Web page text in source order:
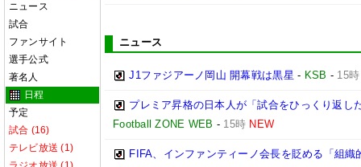
ニュース
試合
ファンサイト
選手公式
著名人
日程
予定
試合 (16)
テレビ放送 (1)
ニュース
J1ファジアーノ岡山 開幕戦は黒星 - KSB - 15時
プレミア昇格の日本人が「試合をひっくり返
Football ZONE WEB - 15時 NEW
FIFA、インファンティーノ会長を貶める「組